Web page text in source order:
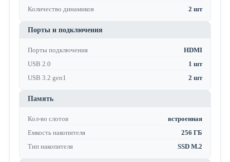
Количество динамиков
2 шт
Порты и подключения
Порты подключения
HDMI
USB 2.0
1 шт
USB 3.2 gen1
2 шт
Память
Кол-во слотов
встроенная
Емкость накопителя
256 ГБ
Тип накопителя
SSD M.2